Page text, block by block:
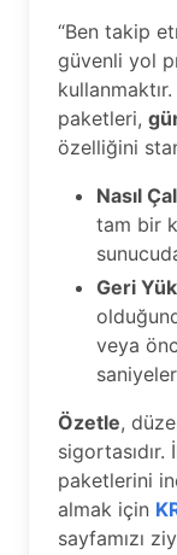
“Ben takip
güvenli yol
paketleri,
özelliğini
Nasıl
tam bir
Geri
veya
Özetle,
sigortasıdır.
paketlerini
almak için
sayfamızı